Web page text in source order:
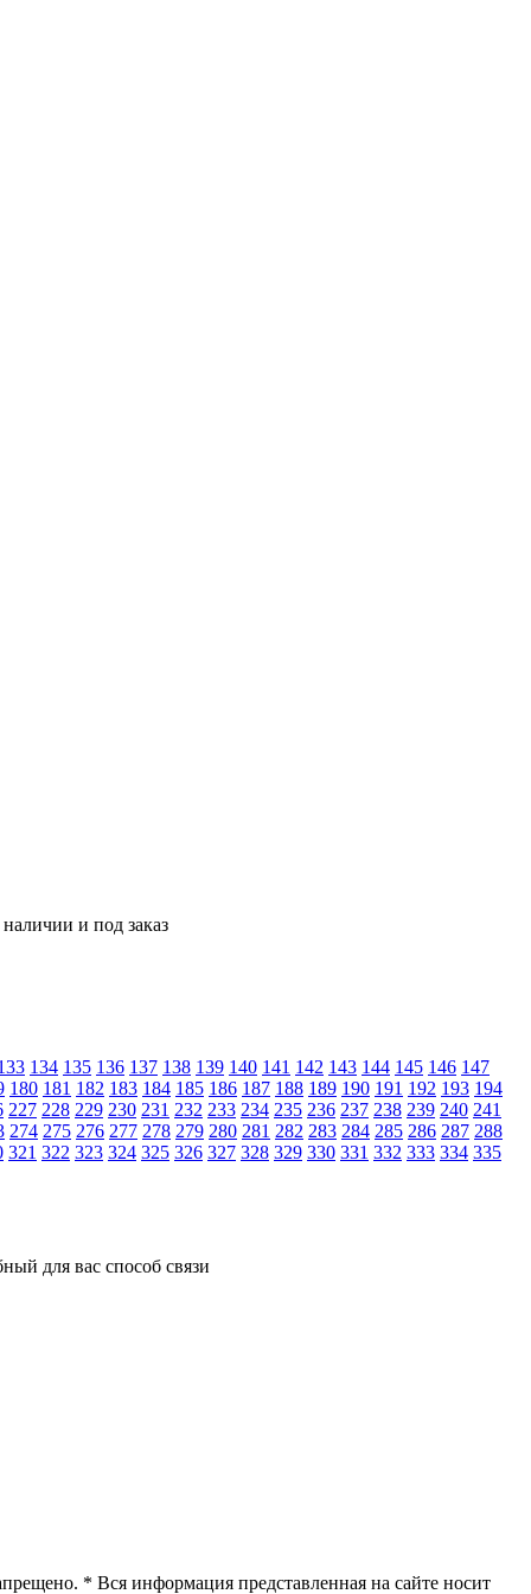
и под заказ
134 135 136 137 138 139 140 141 142 143 144 145 146 147
180 181 182 183 184 185 186 187 188 189 190 191 192 193 194
227 228 229 230 231 232 233 234 235 236 237 238 239 240 241
274 275 276 277 278 279 280 281 282 283 284 285 286 287 288
321 322 323 324 325 326 327 328 329 330 331 332 333 334 335
для вас способ связи
* Вся информация представленная на сайте носит